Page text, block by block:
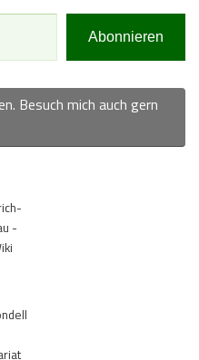
Abonnieren
Besuch mich auch gern
-